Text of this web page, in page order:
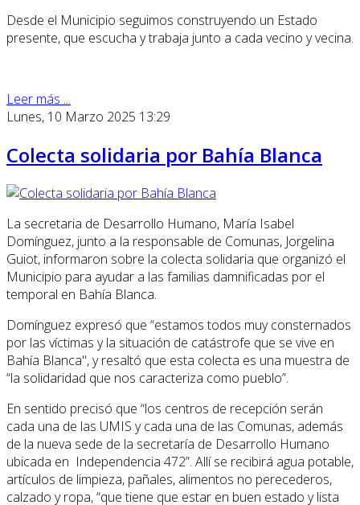
Desde el Municipio seguimos construyendo un Estado
presente, que escucha y trabaja junto a cada vecino y vecina.
Leer más ...
Lunes, 10 Marzo 2025 13:29
Colecta solidaria por Bahía Blanca
La secretaria de Desarrollo Humano, María Isabel
Domínguez, junto a la responsable de Comunas, Jorgelina
Guiot, informaron sobre la colecta solidaria que organizó el
Municipio para ayudar a las familias damnificadas por el
temporal en Bahía Blanca.
Domínguez expresó que “estamos todos muy consternados
por las víctimas y la situación de catástrofe que se vive en
Bahía Blanca", y resaltó que esta colecta es una muestra de
“la solidaridad que nos caracteriza como pueblo”.
En sentido precisó que “los centros de recepción serán
cada una de las UMIS y cada una de las Comunas, además
de la nueva sede de la secretaría de Desarrollo Humano
ubicada en Independencia 472”. Allí se recibirá agua potable,
artículos de limpieza, pañales, alimentos no perecederos,
calzado y ropa, “que tiene que estar en buen estado y lista